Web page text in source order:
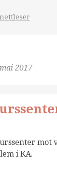
2017
mot
i KA.